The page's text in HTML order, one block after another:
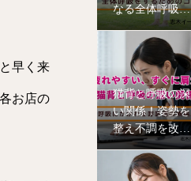
早く来
お店の
なる全体呼吸｜
猫背姿勢も改善
猫背と呼吸の深
い関係！姿勢を
整え不調を改善
【志木市のイー
バランス整体